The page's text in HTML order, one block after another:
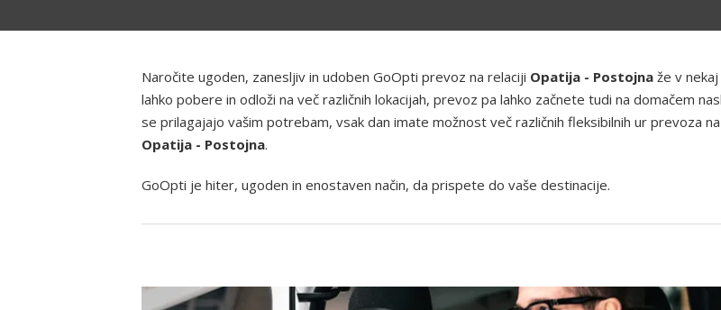
Naročite ugoden, zanesljiv in udoben GoOpti prevoz na relaciji Opatija - Postojna že v
lahko pobere in odloži na več različnih lokacijah, prevoz pa lahko začnete tudi na domačem
se prilagajajo vašim potrebam, vsak dan imate možnost več različnih fleksibilnih ur prevoza
Opatija - Postojna.
GoOpti je hiter, ugoden in enostaven način, da prispete do vaše destinacije.